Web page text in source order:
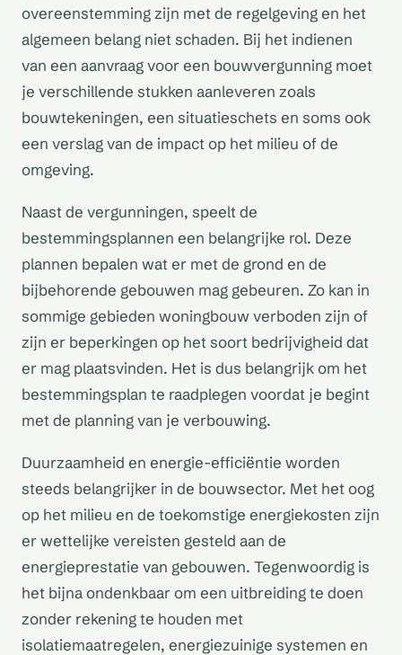
overeenstemming zijn met de regelgeving en het
algemeen belang niet schaden. Bij het indienen
van een aanvraag voor een bouwvergunning moet
je verschillende stukken aanleveren zoals
bouwtekeningen, een situatieschets en soms ook
een verslag van de impact op het milieu of de
omgeving.
Naast de vergunningen, speelt de
bestemmingsplannen een belangrijke rol. Deze
plannen bepalen wat er met de grond en de
bijbehorende gebouwen mag gebeuren. Zo kan in
sommige gebieden woningbouw verboden zijn of
zijn er beperkingen op het soort bedrijvigheid dat
er mag plaatsvinden. Het is dus belangrijk om het
bestemmingsplan te raadplegen voordat je begint
met de planning van je verbouwing.
Duurzaamheid en energie-efficiëntie worden
steeds belangrijker in de bouwsector. Met het oog
op het milieu en de toekomstige energiekosten zijn
er wettelijke vereisten gesteld aan de
energieprestatie van gebouwen. Tegenwoordig is
het bijna ondenkbaar om een uitbreiding te doen
zonder rekening te houden met
isolatiemaatregelen, energiezuinige systemen en